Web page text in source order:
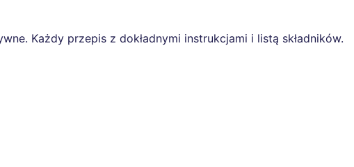
Każdy przepis z dokładnymi instrukcjami i listą składników.